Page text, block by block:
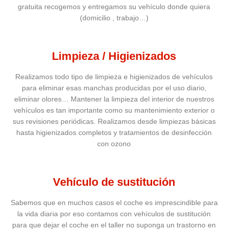
gratuita recogemos y entregamos su vehículo donde quiera
(domicilio , trabajo…)
Limpieza / Higienizados
Realizamos todo tipo de limpieza e higienizados de vehículos
para eliminar esas manchas producidas por el uso diario,
eliminar olores… Mantener la limpieza del interior de nuestros
vehículos es tan importante como su mantenimiento exterior o
sus revisiones periódicas. Realizamos desde limpiezas básicas
hasta higienizados completos y tratamientos de desinfección
con ozono
Vehículo de sustitución
Sabemos que en muchos casos el coche es imprescindible para
la vida diaria por eso contamos con vehículos de sustitución
para que dejar el coche en el taller no suponga un trastorno en